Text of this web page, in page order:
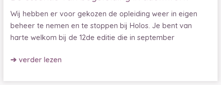
Wij hebben er voor gekozen de opleiding weer in eigen
beheer te nemen en te stoppen bij Holos. Je bent van
harte welkom bij de 12de editie die in september
De
van
➔ verder lezen